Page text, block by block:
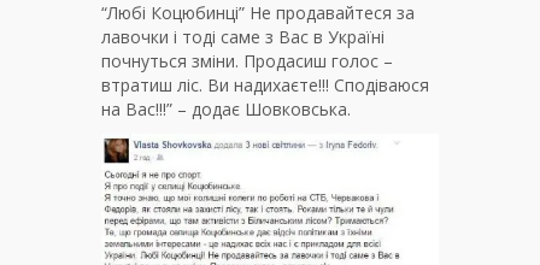
“Любі Коцюбинці” Не продавайтеся за
лавочки і тоді саме з Вас в Україні
почнуться зміни. Продасиш голос –
втратиш ліс. Ви надихаєте!!! Сподіваюся
на Вас!!!” – додає Шовковська.